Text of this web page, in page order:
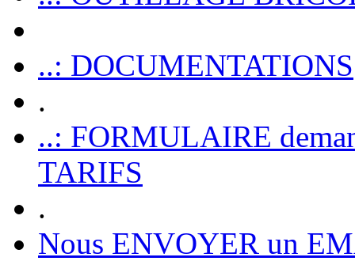
..: DOCUMENTATIONS
.
..: FORMULAIRE
TARIFS
.
Nous ENVOYER un